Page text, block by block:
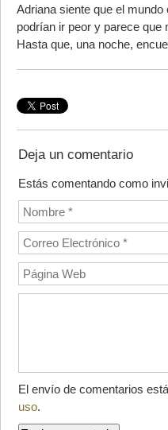
Adriana siente que el
podrían ir peor y parece que
Hasta que, una noche,
Deja un comentario
Estás comentando como
El envío de comentarios
uso.